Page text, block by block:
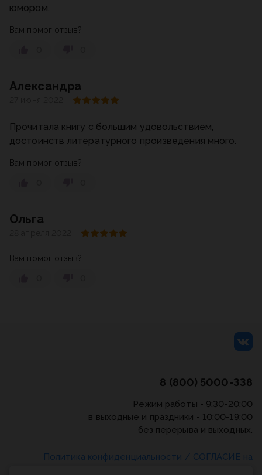
юмором.
Вам помог отзыв?
Александра
Прочитала книгу с большим удовольствием,
достоинств литературного произведения много.
Вам помог отзыв?
Ольга
Вам помог отзыв?
8 (800) 5000-338
Режим работы - 9:30-20:00
в выходные и праздники - 10:00-19:00
без перерыва и выходных.
Политика конфиденциальности / СОГЛАСИЕ на